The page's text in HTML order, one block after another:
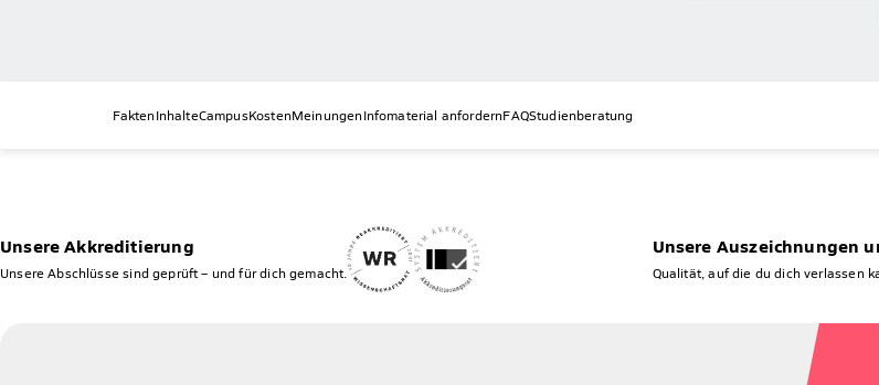
FaktenInhalteCampusKostenMeinungenInfomaterial anfordernFAQStudienberatung
Unsere Akkreditierung
Unsere Abschlüsse sind geprüft – und für dich gemacht.
Unsere Auszeichnungen
Qualität, auf die du dich verlassen